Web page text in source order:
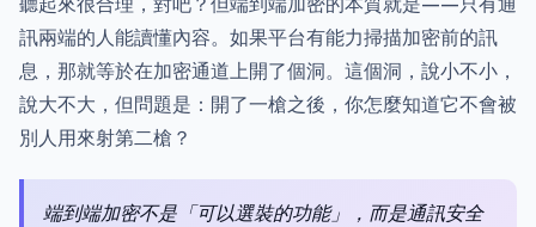
訊兩端的人能讀懂內容。如果平台有能力掃描加密前的訊
息，那就等於在加密通道上開了個洞。這個洞，說小不小，
說大不大，但問題是：開了一槍之後，你怎麼知道它不會被
別人用來射第二槍？
端到端加密不是「可以選裝的功能」，而是通訊安全